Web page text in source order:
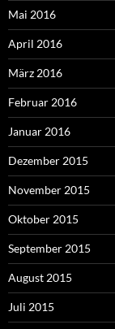
Mai 2016
April 2016
März 2016
Februar 2016
Januar 2016
Dezember 2015
November 2015
Oktober 2015
September 2015
August 2015
Juli 2015